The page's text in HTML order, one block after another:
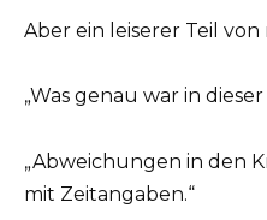
Aber ein leiserer Teil
„Was genau war in
„Abweichungen in den
mit Zeitangaben.“